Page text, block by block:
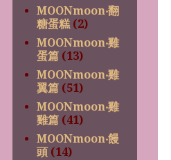
MOONmoon‧翻
糖蛋糕 (2)
MOONmoon‧雞
蛋篇 (13)
MOONmoon‧雞
翼篇 (51)
MOONmoon‧雞
雞篇 (41)
MOONmoon‧饅
頭 (14)